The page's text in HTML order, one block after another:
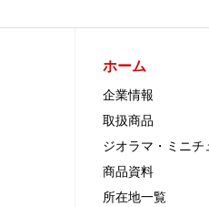
ホーム
企業情報
取扱商品
ジオラマ・ミニ
商品資料
所在地一覧